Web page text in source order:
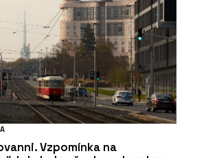
Vzpomínka na